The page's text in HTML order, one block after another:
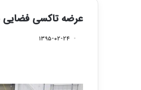
عرضه تاکسی فضایی
۱۳۹۵-۰۲-۲۴